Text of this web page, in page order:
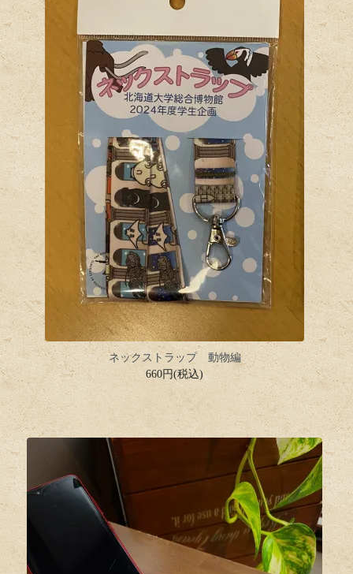
ネックストラップ 動物編
660円(税込)